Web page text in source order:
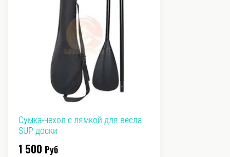
Сумка-чехол с лямкой для весла
SUP доски
1 500 Руб